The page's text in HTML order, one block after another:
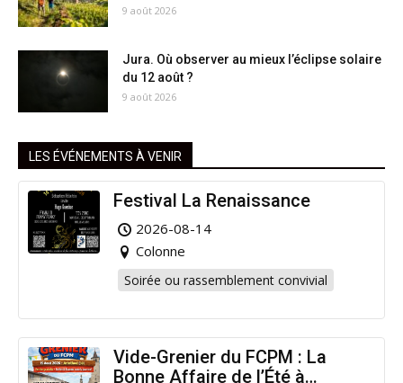
9 août 2026
Jura. Où observer au mieux l’éclipse solaire
du 12 août ?
9 août 2026
LES ÉVÉNEMENTS À VENIR
Festival La Renaissance
2026-08-14
Colonne
Soirée ou rassemblement convivial
Vide-Grenier du FCPM : La
Bonne Affaire de l’Été à